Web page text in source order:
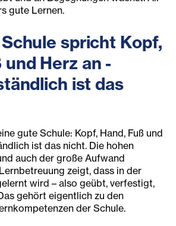
gute Lernen.
spricht Kopf,
und Herz an -
ist das
gute Schule: Kopf, Hand, Fuß und
ist das nicht. Die hohen
auch der große Aufwand
zeigt, dass in der
wird – also geübt, verfestigt,
gehört eigentlich zu den
der Schule.